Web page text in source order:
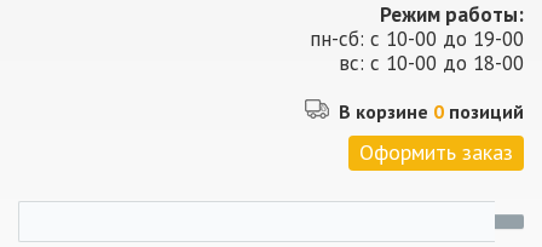
Режим работы:
пн-сб: с 10-00 до 19-00
вс: с 10-00 до 18-00
В корзине 0 позиций
Оформить заказ